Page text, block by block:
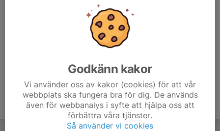
Godkänn kakor
Vi använder oss av kakor (cookies) för att vår
webbplats ska fungera bra för dig. De används
även för webbanalys i syfte att hjälpa oss att
förbättra våra tjänster.
Så använder vi cookies